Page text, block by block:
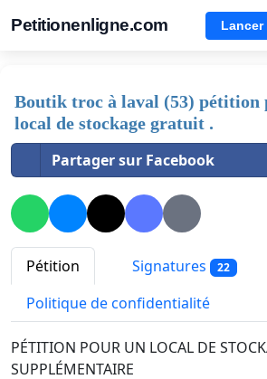
Petitionenligne.com
Boutik troc à laval (53) pétition
local de stockage gratuit .
Partager sur Facebook
Pétition Signatures 22
Politique de confidentialité
PÉTITION POUR UN LOCAL DE
SUPPLÉMENTAIRE